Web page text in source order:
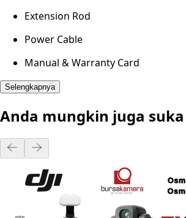
Extension Rod
Power Cable
Manual & Warranty Card
Selengkapnya
Anda mungkin juga suka